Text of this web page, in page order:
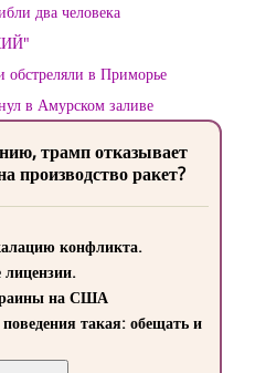
два человека
обстреляли в Приморье
в Амурском заливе
трамп отказывает
ракет?
конфликта.
на США
такая: обещать и